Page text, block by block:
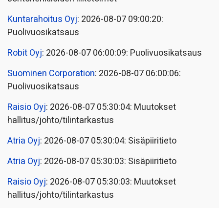
Kuntarahoitus Oyj: 2026-08-07 09:00:20:
Puolivuosikatsaus
Robit Oyj: 2026-08-07 06:00:09: Puolivuosikatsaus
Suominen Corporation: 2026-08-07 06:00:06:
Puolivuosikatsaus
Raisio Oyj: 2026-08-07 05:30:04: Muutokset
hallitus/johto/tilintarkastus
Atria Oyj: 2026-08-07 05:30:04: Sisäpiiritieto
Atria Oyj: 2026-08-07 05:30:03: Sisäpiiritieto
Raisio Oyj: 2026-08-07 05:30:03: Muutokset
hallitus/johto/tilintarkastus